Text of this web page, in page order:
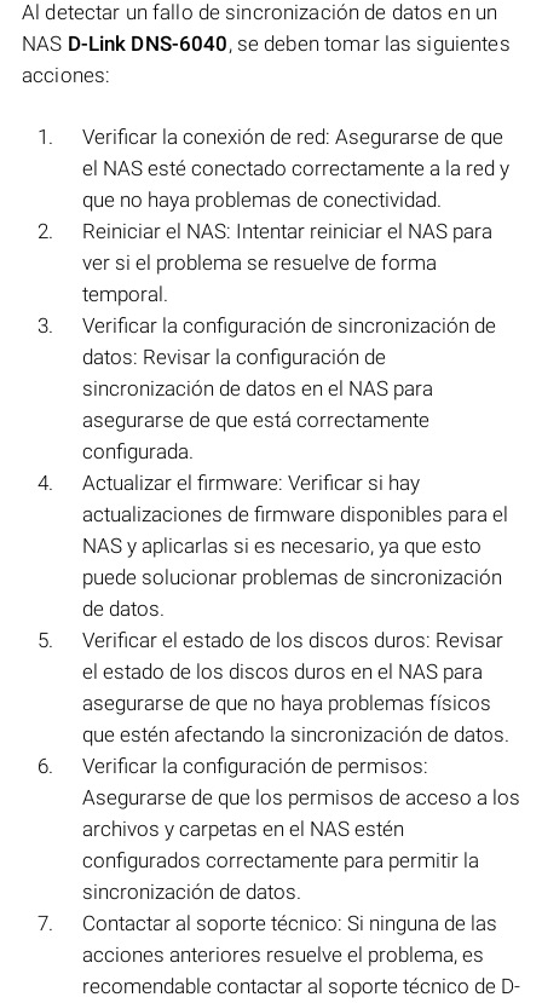
Al detectar un fallo de sincronización de datos en un
NAS D-Link DNS-6040, se deben tomar las siguientes
acciones:
Verificar la conexión de red: Asegurarse de que
el NAS esté conectado correctamente a la red y
que no haya problemas de conectividad.
Reiniciar el NAS: Intentar reiniciar el NAS para
ver si el problema se resuelve de forma
temporal.
Verificar la configuración de sincronización de
datos: Revisar la configuración de
sincronización de datos en el NAS para
asegurarse de que está correctamente
configurada.
Actualizar el firmware: Verificar si hay
actualizaciones de firmware disponibles para el
NAS y aplicarlas si es necesario, ya que esto
puede solucionar problemas de sincronización
de datos.
Verificar el estado de los discos duros: Revisar
el estado de los discos duros en el NAS para
asegurarse de que no haya problemas físicos
que estén afectando la sincronización de datos.
Verificar la configuración de permisos:
Asegurarse de que los permisos de acceso a los
archivos y carpetas en el NAS estén
configurados correctamente para permitir la
sincronización de datos.
Contactar al soporte técnico: Si ninguna de las
acciones anteriores resuelve el problema, es
recomendable contactar al soporte técnico de D-